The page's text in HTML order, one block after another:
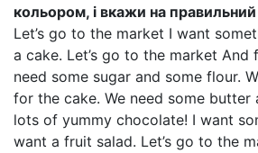
кольором, і вкажи на
Let’s go to the market I want
a cake. Let’s go to the market And
need some sugar and some flour.
for the cake. We need some butter
lots of yummy chocolate! I want
want a fruit salad. Let’s go to the